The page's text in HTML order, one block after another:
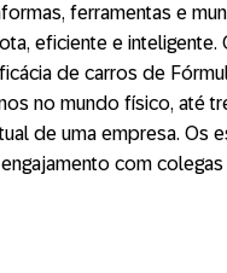
ferramentas e
eficiente e inteligente.
de carros de
no mundo físico, até
de uma empresa. Os
com